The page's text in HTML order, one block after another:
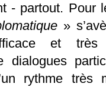
- partout. Pour
»
et très
dialogues
rythme très